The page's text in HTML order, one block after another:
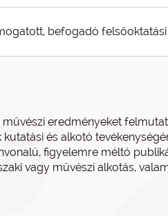
befogadó
eredményeket
és alkotó
figyelemre méltó
vagy művészi alkotás,